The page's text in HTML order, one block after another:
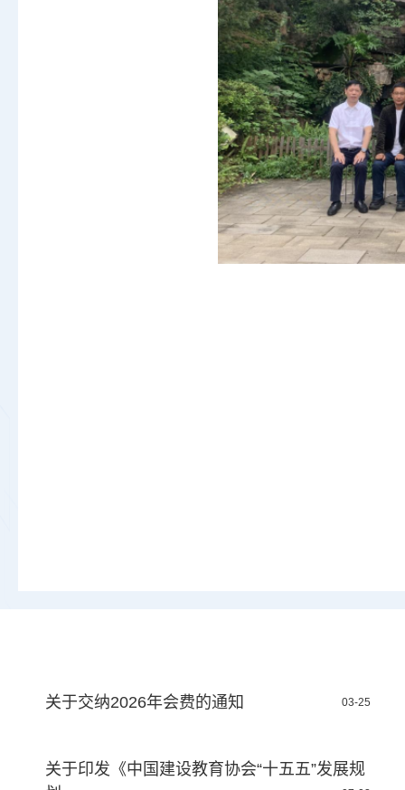
关于交纳2026年会费的通知 03-25
关于印发《中国建设教育协会“十五五”发展规